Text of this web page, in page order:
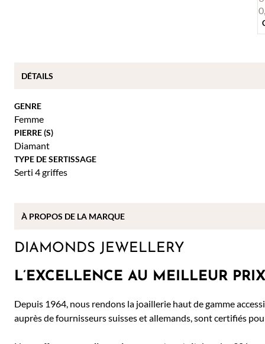
GENRE
Femme
PIERRE (S)
Diamant
TYPE DE SERTISSAGE
Serti 4 griffes
DIAMONDS JEWELLERY
L’EXCELLENCE AU MEILLEUR PRIX
Depuis 1964, nous rendons la joaillerie haut de gamme
auprès de fournisseurs suisses et allemands, sont certifiés
DÉTAILS
À PROPOS DE LA MARQUE